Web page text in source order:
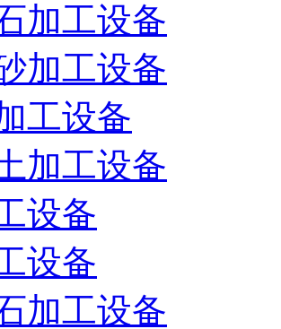
加工设备
加工设备
工设备
加工设备
设备
设备
加工设备